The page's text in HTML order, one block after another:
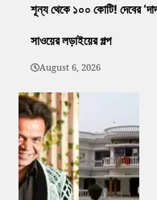
শূন্য থেকে ১০০ কোটি! দেবের
সাওয়ের লড়াইয়ের গল্প
August 6, 2026